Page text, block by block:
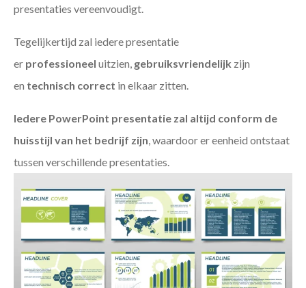
presentaties vereenvoudigt.
Tegelijkertijd zal iedere presentatie
er professioneel uitzien, gebruiksvriendelijk zijn
en technisch correct in elkaar zitten.
Iedere PowerPoint presentatie zal altijd conform de
huisstijl van het bedrijf zijn, waardoor er eenheid ontstaat
tussen verschillende presentaties.